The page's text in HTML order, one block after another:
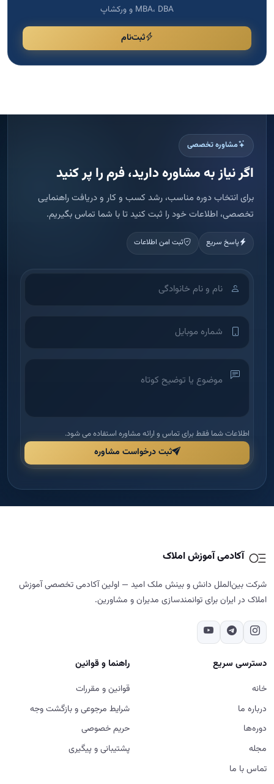
MBA، DBA و ورکشاپ
ثبت‌نام
مشاوره تخصصی
اگر نیاز به مشاوره دارید، فرم را پر کنید
برای انتخاب دوره مناسب، رشد کسب و کار و دریافت راهنمایی
تخصصی، اطلاعات خود را ثبت کنید تا با شما تماس بگیریم.
پاسخ سریع ثبت امن اطلاعات
اطلاعات شما فقط برای تماس و ارائه مشاوره استفاده می شود.
ثبت درخواست مشاوره
آکادمی آموزش املاک
شرکت بین‌الملل دانش و بینش ملک امید — اولین آکادمی تخصصی آموزش
املاک در ایران برای توانمندسازی مدیران و مشاورین.
دسترسی سریع
خانه
درباره ما
دوره‌ها
مجله
تماس با ما
راهنما و قوانین
قوانین و مقررات
شرایط مرجوعی و بازگشت وجه
حریم خصوصی
پشتیبانی و پیگیری